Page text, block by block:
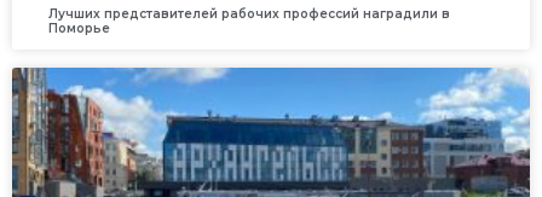
Лучших представителей рабочих профессий наградили в
Поморье